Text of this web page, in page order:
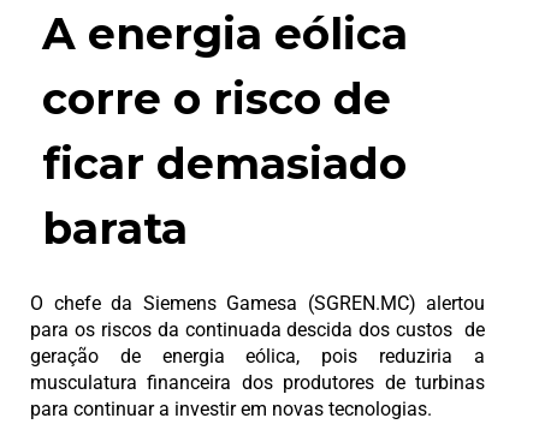
A energia eólica
corre o risco de
ficar demasiado
barata
O chefe da Siemens Gamesa (SGREN.MC) alertou
para os riscos da continuada descida dos custos de
geração de energia eólica, pois reduziria a
musculatura financeira dos produtores de turbinas
para continuar a investir em novas tecnologias.